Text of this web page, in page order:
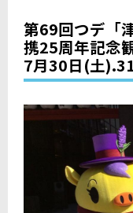
第69回つデ「
携25周年記念
7月30日(土